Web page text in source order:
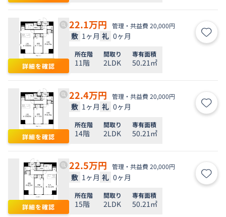
詳細を確認
22.1万円 管理・共益費 20,000円
敷 1ヶ月 礼 0ヶ月 お気
所在階
11階
間取り
2LDK
専有面積
50.21㎡
詳細を確認
22.4万円 管理・共益費 20,000円
敷 1ヶ月 礼 0ヶ月 お気
所在階
14階
間取り
2LDK
専有面積
50.21㎡
詳細を確認
22.5万円 管理・共益費 20,000円
敷 1ヶ月 礼 0ヶ月 お気
所在階
15階
間取り
2LDK
専有面積
50.21㎡